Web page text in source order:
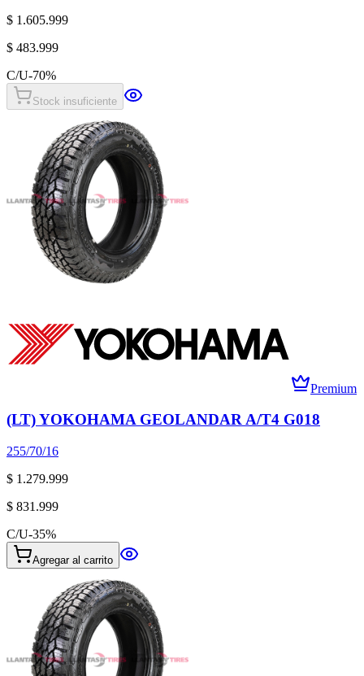
$ 1.605.999
$ 483.999
C/U-70%
Stock insuficiente
Premium
(LT) YOKOHAMA GEOLANDAR A/T4 G018
255/70/16
$ 1.279.999
$ 831.999
C/U-35%
Agregar al carrito